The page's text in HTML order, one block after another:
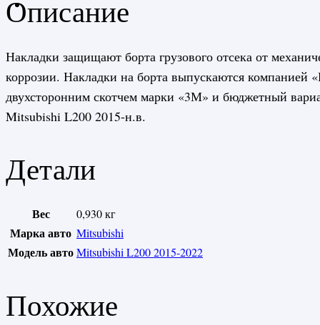
Описание
Накладки защищают борта грузового отсека от
коррозии. Накладки на борта выпускаются компанией
двухсторонним скотчем марки «3М» и бюджетный
Mitsubishi L200 2015-н.в.
Детали
Вес 0,930 кг
Марка авто Mitsubishi
Модель автоMitsubishi L200 2015-2022
Похожие